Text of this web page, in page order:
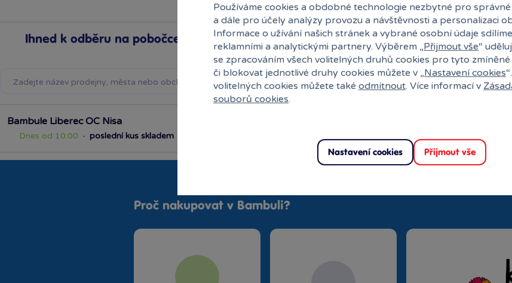
Ihned k odběru na pobočce
Bambule Liberec OC Nisa
Dnes od 10:00 · poslední kus skladem
Proč nakupovat v Bambuli?
Používáme cookies a obdobné technologie nezbytné pro
a dále pro účely analýzy provozu a návštěvnosti a personalizaci
Informace o užívání našich stránek a vybrané osobní údaje
reklamními a analytickými partnery. Výběrem „Přijmout vše“
se zpracováním všech volitelných druhů cookies pro tyto
či blokovat jednotlivé druhy cookies můžete v „Nastavení cookies
volitelných cookies můžete také odmítnout. Více informací v
souborů cookies.
Nastavení cookies Přijmout vše